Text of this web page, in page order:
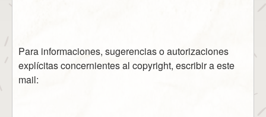
Para informaciones, sugerencias o autorizaciones
explícitas concernientes al copyright, escribir a este
mail: